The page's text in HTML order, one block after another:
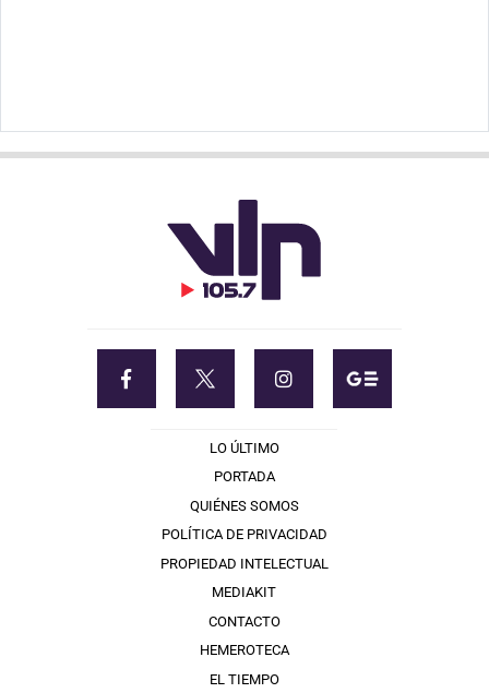
LO ÚLTIMO
PORTADA
QUIÉNES SOMOS
POLÍTICA DE PRIVACIDAD
PROPIEDAD INTELECTUAL
MEDIAKIT
CONTACTO
HEMEROTECA
EL TIEMPO